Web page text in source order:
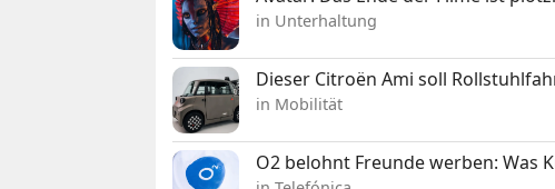
in Unterhaltung
Dieser Citroën Ami soll
in Mobilität
O2 belohnt Freunde werben: Was